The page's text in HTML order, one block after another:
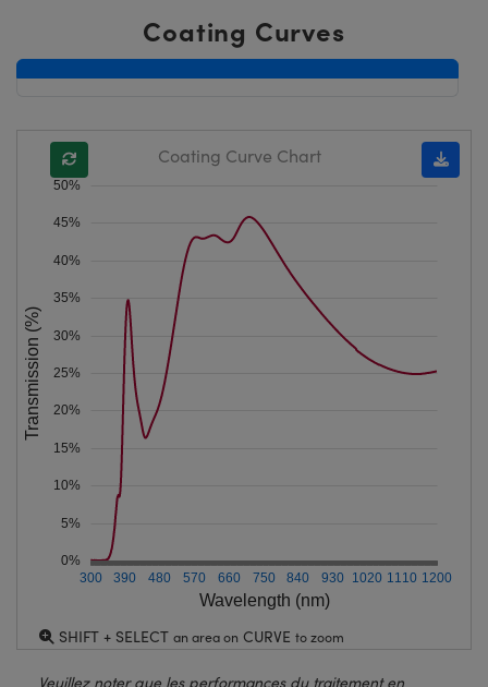
Coating Curves
Wavelength (nm)
300 390 480 570 660 750 840 930 1020 1110 1200
0%
5%
10%
15%
20%
25%
30%
35%
40%
45%
50%
Transmission (%)
Coating Curve Chart
SHIFT + SELECT an area on CURVE to zoom
Veuillez noter que les performances du traitement en